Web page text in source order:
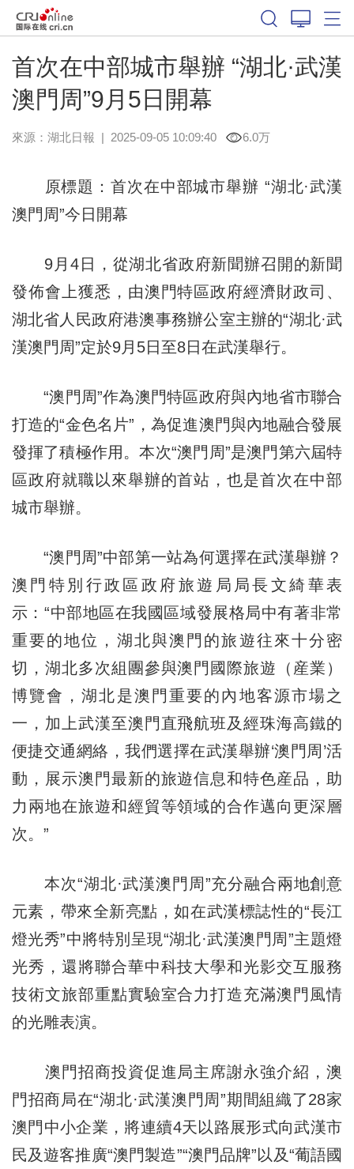
首次在中部城市舉辦 “湖北·武漢
澳門周”9月5日開幕
來源： 湖北日報 | 2025-09-05 10:09:40 6.0万
原標題：首次在中部城市舉辦 “湖北·武漢
澳門周”今日開幕
9月4日，從湖北省政府新聞辦召開的新聞
發佈會上獲悉，由澳門特區政府經濟財政司、
湖北省人民政府港澳事務辦公室主辦的“湖北·武
漢澳門周”定於9月5日至8日在武漢舉行。
“澳門周”作為澳門特區政府與內地省市聯合
打造的“金色名片”，為促進澳門與內地融合發展
發揮了積極作用。本次“澳門周”是澳門第六屆特
區政府就職以來舉辦的首站，也是首次在中部
城市舉辦。
“澳門周”中部第一站為何選擇在武漢舉辦？
澳門特別行政區政府旅遊局局長文綺華表
示：“中部地區在我國區域發展格局中有著非常
重要的地位，湖北與澳門的旅遊往來十分密
切，湖北多次組團參與澳門國際旅遊（産業）
博覽會，湖北是澳門重要的內地客源市場之
一，加上武漢至澳門直飛航班及經珠海高鐵的
便捷交通網絡，我們選擇在武漢舉辦‘澳門周’活
動，展示澳門最新的旅遊信息和特色産品，助
力兩地在旅遊和經貿等領域的合作邁向更深層
次。”
本次“湖北·武漢澳門周”充分融合兩地創意
元素，帶來全新亮點，如在武漢標誌性的“長江
燈光秀”中將特別呈現“湖北·武漢澳門周”主題燈
光秀，還將聯合華中科技大學和光影交互服務
技術文旅部重點實驗室合力打造充滿澳門風情
的光雕表演。
澳門招商投資促進局主席謝永強介紹，澳
門招商局在“湖北·武漢澳門周”期間組織了28家
澳門中小企業，將連續4天以路展形式向武漢市
民及遊客推廣“澳門製造”“澳門品牌”以及“葡語國